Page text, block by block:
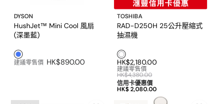
DYSON
HushJet™ Mini Cool 風扇
(深墨藍)
藍色1
建議零售價 HK$890.00
TOSHIBA
RAD-D250H 25公升壓縮式
抽濕機
白色1
HK$2,180.00
建議零售價
HK$4,380.00
信用卡優惠價
HK$ 2,080.00